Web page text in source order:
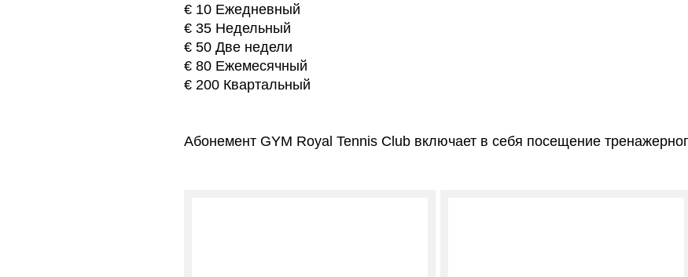
€ 10 Ежедневный
€ 35 Недельный
€ 50 Две недели
€ 80 Ежемесячный
€ 200 Квартальный
Абонемент GYM Royal Tennis Club включает в себя посещение